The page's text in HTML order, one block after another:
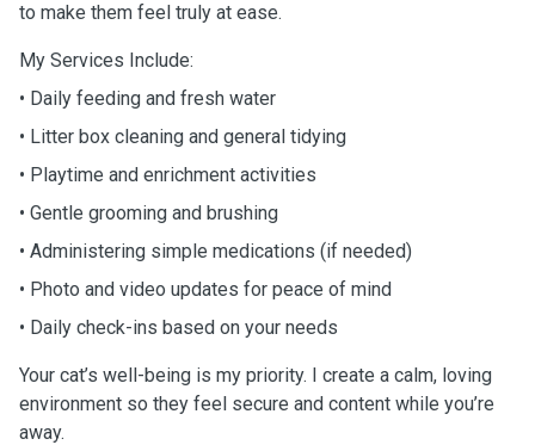
to make them feel truly at ease.
My Services Include:
• Daily feeding and fresh water
• Litter box cleaning and general tidying
• Playtime and enrichment activities
• Gentle grooming and brushing
• Administering simple medications (if needed)
• Photo and video updates for peace of mind
• Daily check-ins based on your needs
Your cat’s well-being is my priority. I create a calm, loving
environment so they feel secure and content while you’re
away.